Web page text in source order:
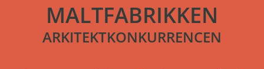
MALTFABRIKKEN
ARKITEKTKONKURRENCEN